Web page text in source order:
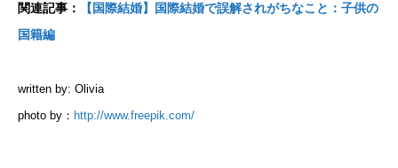
関連記事：
【国際結婚】国際結婚で誤解されがちなこと：子供の
国籍編
written by: Olivia
photo by： http://www.freepik.com/